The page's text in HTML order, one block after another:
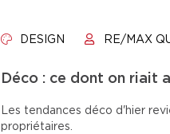
DESIGN RE/MAX
Déco : ce dont on riait
Les tendances déco d'hier
propriétaires.